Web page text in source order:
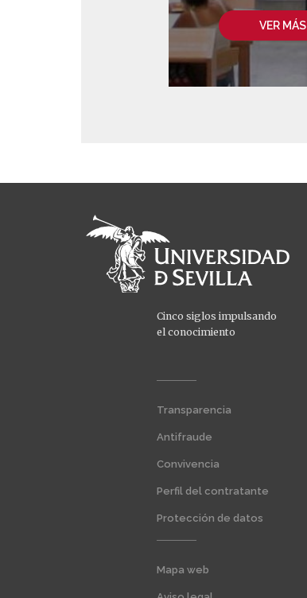
VER MÁS
Cinco siglos impulsando
el conocimiento
Transparencia
Antifraude
Convivencia
Perfil del contratante
Protección de datos
Mapa web